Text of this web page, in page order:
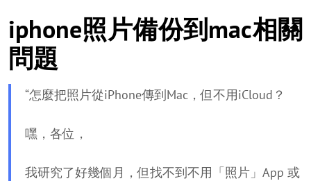
iphone照片備份到mac相關
問題
“怎麼把照片從iPhone傳到Mac，但不用iCloud？
嘿，各位，
我研究了好幾個月，但找不到不用「照片」App 或